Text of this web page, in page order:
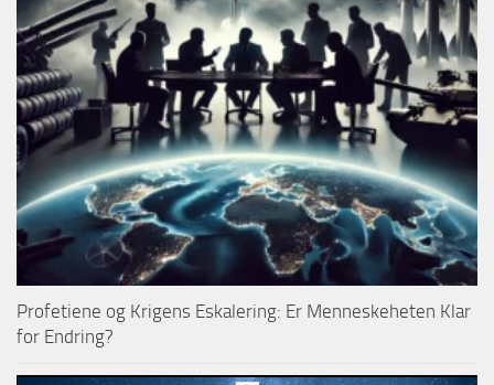
Profetiene og Krigens Eskalering: Er Menneskeheten Klar
for Endring?